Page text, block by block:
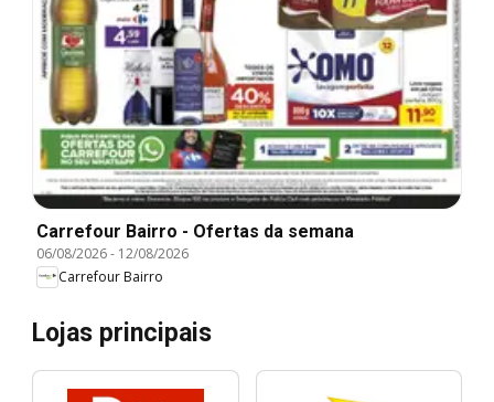
Carrefour Bairro - Ofertas da semana
06/08/2026- 12/08/2026
Carrefour Bairro
Lojas principais